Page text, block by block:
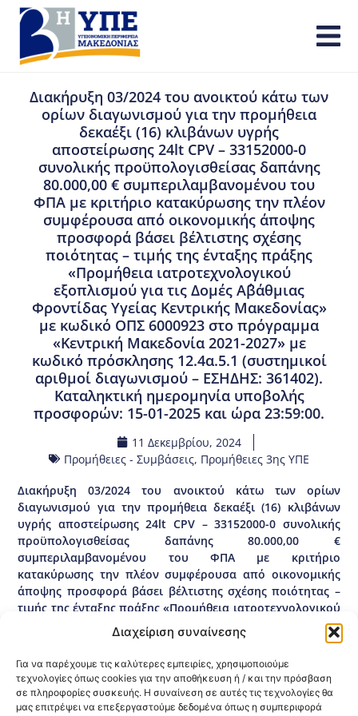
Διαχείριση συναίνεσης
Για να παρέχουμε τις καλύτερες εμπειρίες, χρησιμοποιούμε
τεχνολογίες όπως cookies για την αποθήκευση ή / και την πρόσβαση
σε πληροφορίες συσκευής. Η συναίνεση σε αυτές τις τεχνολογίες θα
μας επιτρέψει να επεξεργαστούμε δεδομένα όπως η συμπεριφορά
Διακήρυξη 03/2024 του ανοικτού κάτω των
ορίων διαγωνισμού για την προμήθεια
δεκαέξι (16) κλιβάνων υγρής
αποστείρωσης 24lt CPV – 33152000-0
συνολικής προϋπολογισθείσας δαπάνης
80.000,00 € συμπεριλαμβανομένου του
ΦΠΑ με κριτήριο κατακύρωσης την πλέον
συμφέρουσα από οικονομικής άποψης
προσφορά βάσει βέλτιστης σχέσης
ποιότητας – τιμής της ένταξης πράξης
«Προμήθεια ιατροτεχνολογικού
εξοπλισμού για τις Δομές Α΄βάθμιας
Φροντίδας Υγείας Κεντρικής Μακεδονίας»
με κωδικό ΟΠΣ 6000923 στο πρόγραμμα
«Κεντρική Μακεδονία 2021-2027» με
κωδικό πρόσκλησης 12.4α.5.1 (συστημικοί
αριθμοί διαγωνισμού – ΕΣΗΔΗΣ: 361402).
Καταληκτική ημερομηνία υποβολής
προσφορών: 15-01-2025 και ώρα 23:59:00.
11 Δεκεμβρίου, 2024
Προμήθειες - Συμβάσεις, Προμήθειες 3ης ΥΠΕ
Διακήρυξη 03/2024 του ανοικτού κάτω των ορίων
διαγωνισμού για την προμήθεια δεκαέξι (16) κλιβάνων
υγρής αποστείρωσης 24lt CPV – 33152000-0 συνολικής
προϋπολογισθείσας δαπάνης 80.000,00 €
συμπεριλαμβανομένου του ΦΠΑ με κριτήριο
κατακύρωσης την πλέον συμφέρουσα από οικονομικής
άποψης προσφορά βάσει βέλτιστης σχέσης ποιότητας –
τιμής της ένταξης πράξης «Προμήθεια ιατροτεχνολογικού
εξοπλισμού για τις Δομές Α΄βάθμιας Φροντίδας Υγείας
Κεντρικής Μακεδονίας» με κωδικό ΟΠΣ 6000923 στο
πρόγραμμα «Κεντρική Μακεδονία 2021-2027» με κωδικό
πρόσκλησης 12.4α.5.1 (συστημικοί αριθμοί διαγωνισμού –
ΕΣΗΔΗΣ: 361402). Καταληκτική ημερομηνία υποβολής
προσφορών: 15-01-2025 και ώρα 23:59:00.